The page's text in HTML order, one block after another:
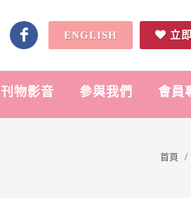
ENGLISH 立
刊物影音 參與我們 會員
首頁